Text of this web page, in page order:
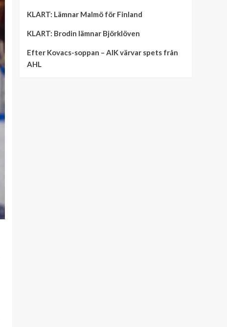
KLART: Lämnar Malmö för Finland
KLART: Brodin lämnar Björklöven
Efter Kovacs-soppan – AIK värvar spets från
AHL